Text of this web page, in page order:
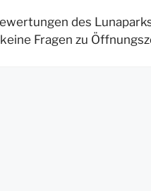
des
Fragen zu